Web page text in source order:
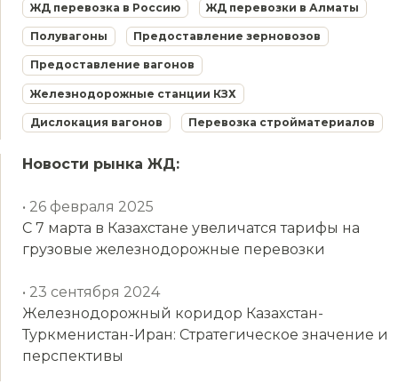
ЖД перевозка в Россию ЖД перевозки в Алматы
Полувагоны Предоставление зерновозов
Предоставление вагонов
Железнодорожные станции КЗХ
Дислокация вагонов Перевозка стройматериалов
Новости рынка ЖД:
• 26 февраля 2025
С 7 марта в Казахстане увеличатся тарифы на
грузовые железнодорожные перевозки
• 23 сентября 2024
Железнодорожный коридор Казахстан-
Туркменистан-Иран: Стратегическое значение и
перспективы